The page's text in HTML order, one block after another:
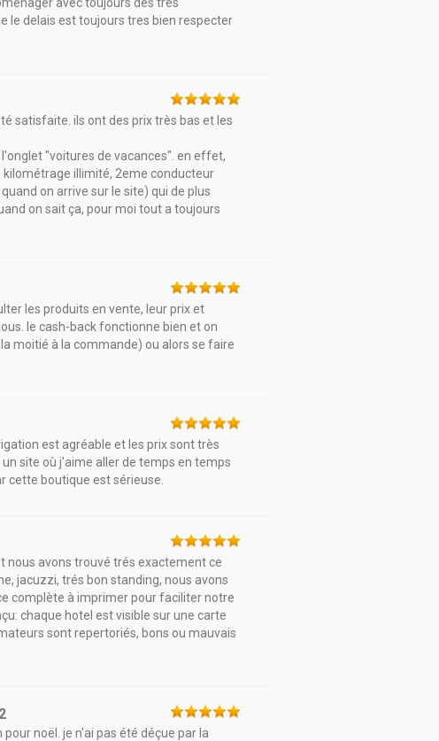
le delais est toujours tres bien respecter
satisfaite. ils ont des prix très bas et les
"voitures de vacances". en effet,
kilométrage illimité, 2eme conducteur
on arrive sur le site) qui de plus
on sait ça, pour moi tout a toujours
les produits en vente, leur prix et
le cash-back fonctionne bien et on
moitié à la commande) ou alors se faire
est agréable et les prix sont très
site où j'aime aller de temps en temps
cette boutique est sérieuse.
nous avons trouvé trés exactement ce
jacuzzi, trés bon standing, nous avons
complète à imprimer pour faciliter notre
chaque hotel est visible sur une carte
sont repertoriés, bons ou mauvais
noël. je n'ai pas été déçue par la